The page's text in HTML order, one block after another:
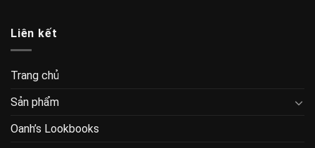
Liên kết
Trang chủ
Sản phẩm
Oanh’s Lookbooks